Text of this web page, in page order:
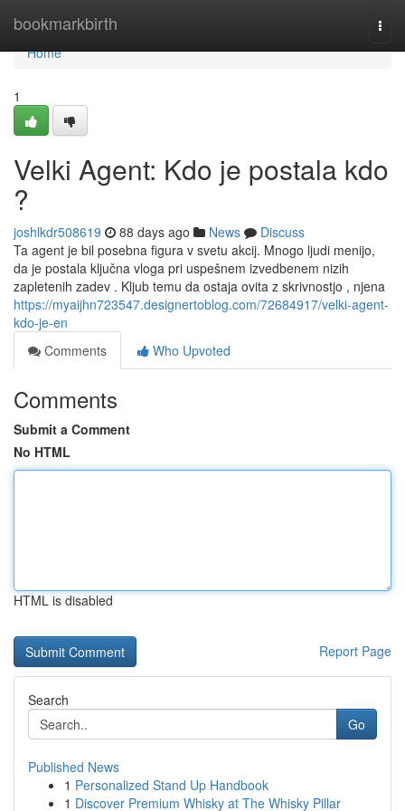
bookmarkbirth
Home
Home
1
Velki Agent: Kdo je postala kdo
?
joshlkdr508619 88 days ago News
Discuss
Ta agent je bil posebna figura v svetu akcij. Mnogo ljudi menijo,
da je postala ključna vloga pri uspešnem izvedbenem nizih
zapletenih zadev . Kljub temu da ostaja ovita z skrivnostjo , njena
https://myaijhn723547.designertoblog.com/72684917/velki-agent-
kdo-je-en
Comments
Who Upvoted
Comments
Submit a Comment
No HTML
HTML is disabled
Report Page
Search
Go
Published News
1 Personalized Stand Up Handbook
1 Discover Premium Whisky at The Whisky Pillar